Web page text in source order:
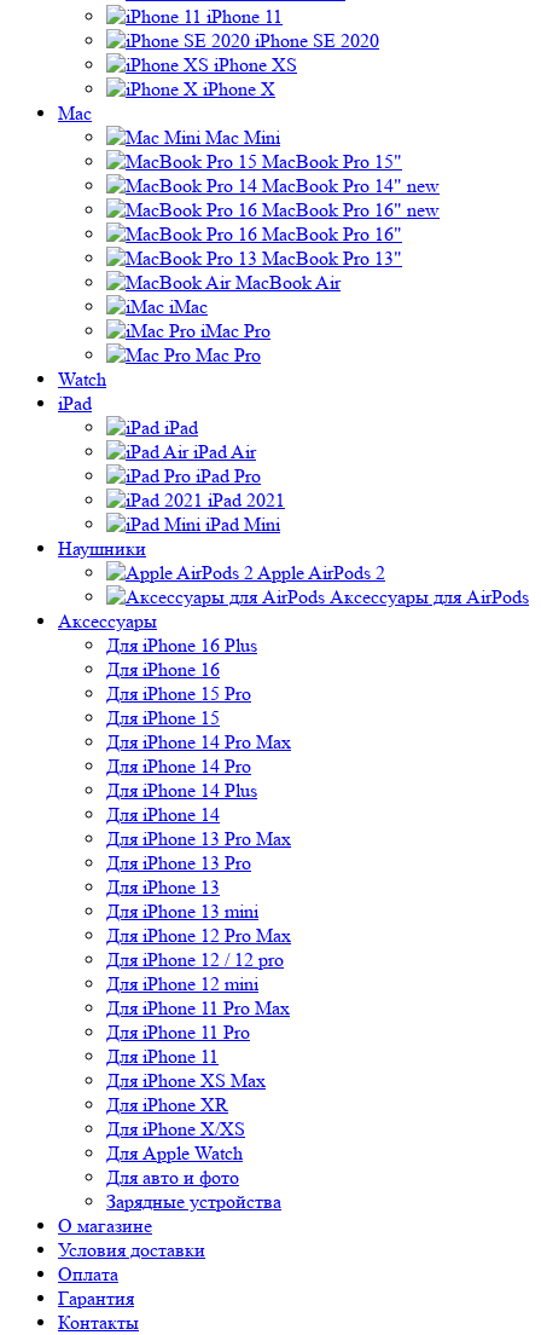
iPhone 11
iPhone SE 2020
iPhone XS
iPhone X
Mac
Mac Mini
MacBook Pro 15"
MacBook Pro 14" new
MacBook Pro 16" new
MacBook Pro 16"
MacBook Pro 13"
MacBook Air
iMac
iMac Pro
Mac Pro
Watch
iPad
iPad
iPad Air
iPad Pro
iPad 2021
iPad Mini
Наушники
Apple AirPods 2
Аксессуары для AirPods
Аксессуары
Для iPhone 16 Plus
Для iPhone 16
Для iPhone 15 Pro
Для iPhone 15
Для iPhone 14 Pro Max
Для iPhone 14 Pro
Для iPhone 14 Plus
Для iPhone 14
Для iPhone 13 Pro Max
Для iPhone 13 Pro
Для iPhone 13
Для iPhone 13 mini
Для iPhone 12 Pro Max
Для iPhone 12 / 12 pro
Для iPhone 12 mini
Для iPhone 11 Pro Max
Для iPhone 11 Pro
Для iPhone 11
Для iPhone XS Max
Для iPhone XR
Для iPhone X/XS
Для Apple Watch
Для авто и фото
Зарядные устройства
О магазине
Условия доставки
Оплата
Гарантия
Контакты